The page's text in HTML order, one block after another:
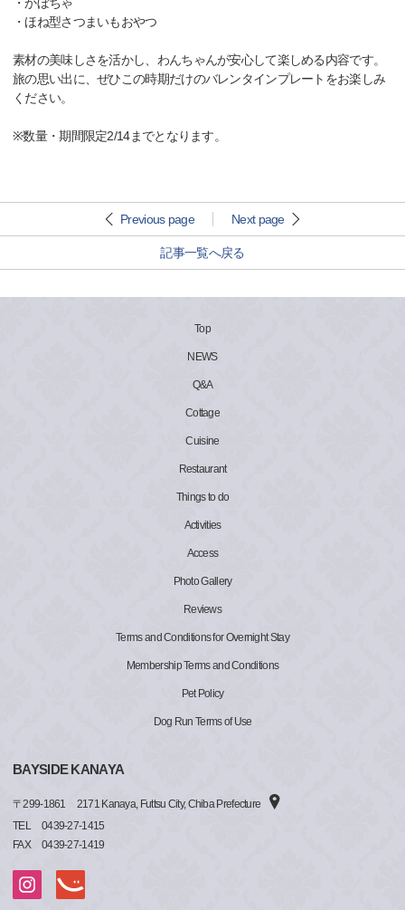
・ほね型さつまいもおやつ
素材の美味しさを活かし、わんちゃんが安心して楽しめる内容です。
旅の思い出に、ぜひこの時期だけのバレンタインプレートをお楽しみ
ください。
※数量・期間限定2/14までとなります。
Previous page Next page
記事一覧へ戻る
Top
NEWS
Q&A
Cottage
Cuisine
Restaurant
Things to do
Activities
Access
Photo Gallery
Reviews
Terms and Conditions for Overnight Stay
Membership Terms and Conditions
Pet Policy
Dog Run Terms of Use
BAYSIDE KANAYA
〒299-1861
2171 Kanaya, Futtsu City, Chiba Prefecture
TEL
0439-27-1415
FAX
0439-27-1419